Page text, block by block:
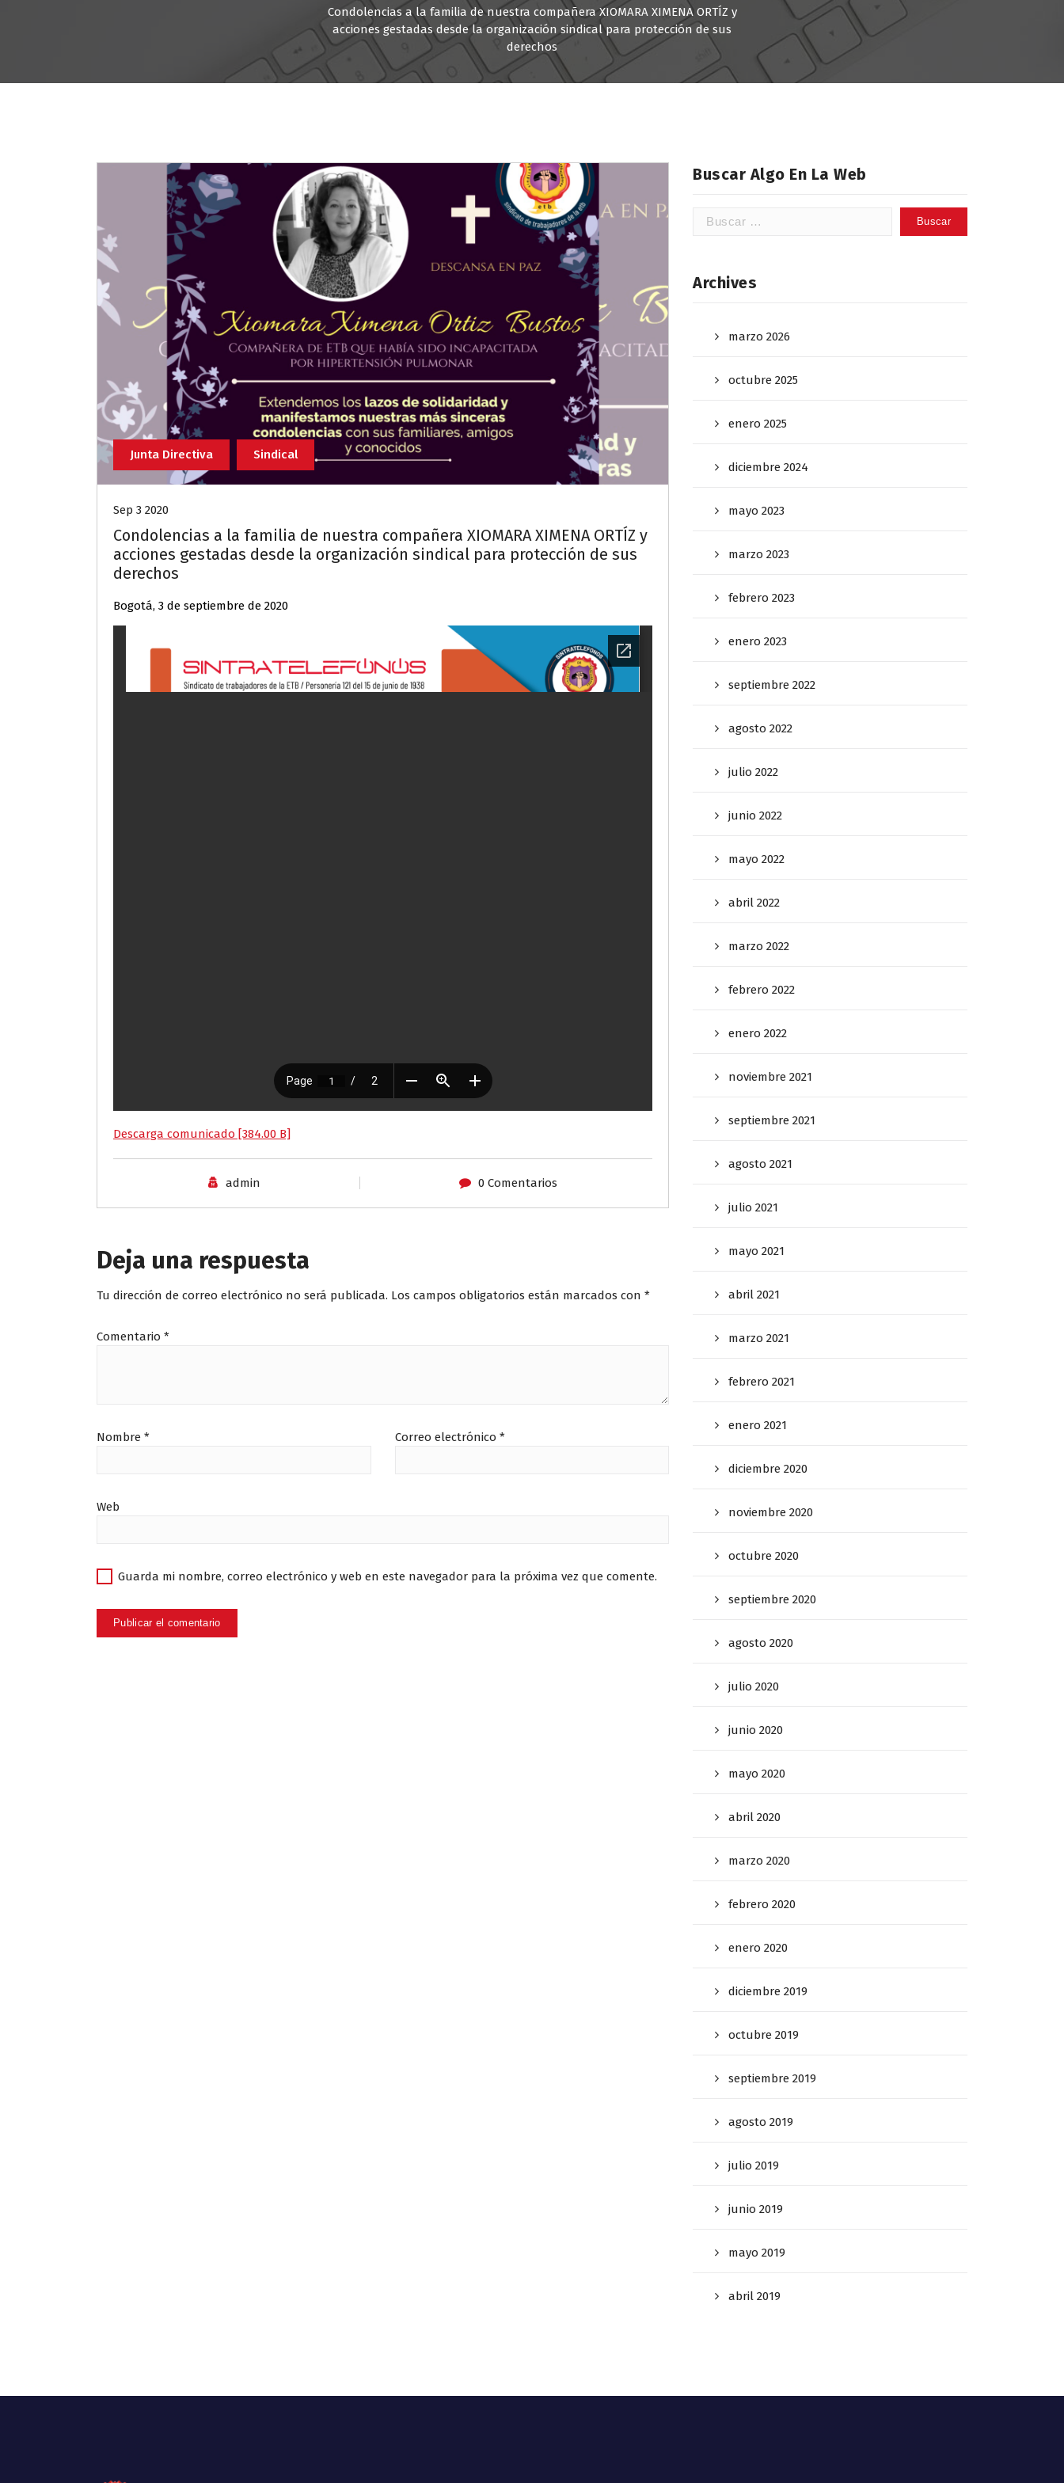
Condolencias a la familia de nuestra compañera XIOMARA XIMENA ORTÍZ y
acciones gestadas desde la organización sindical para protección de sus
derechos
Junta Directiva Sindical
Sep 3 2020
Condolencias a la familia de nuestra compañera XIOMARA XIMENA ORTÍZ y
acciones gestadas desde la organización sindical para protección de sus
derechos
Bogotá, 3 de septiembre de 2020
Descarga comunicado [384.00 B]
admin 0 Comentarios
Deja una respuesta
Tu dirección de correo electrónico no será publicada. Los campos obligatorios están marcados con *
Comentario *
Nombre * Correo electrónico *
Web
Guarda mi nombre, correo electrónico y web en este navegador para la próxima vez que comente.
Buscar Algo En La Web
Buscar:
Archives
marzo 2026
octubre 2025
enero 2025
diciembre 2024
mayo 2023
marzo 2023
febrero 2023
enero 2023
septiembre 2022
agosto 2022
julio 2022
junio 2022
mayo 2022
abril 2022
marzo 2022
febrero 2022
enero 2022
noviembre 2021
septiembre 2021
agosto 2021
julio 2021
mayo 2021
abril 2021
marzo 2021
febrero 2021
enero 2021
diciembre 2020
noviembre 2020
octubre 2020
septiembre 2020
agosto 2020
julio 2020
junio 2020
mayo 2020
abril 2020
marzo 2020
febrero 2020
enero 2020
diciembre 2019
octubre 2019
septiembre 2019
agosto 2019
julio 2019
junio 2019
mayo 2019
abril 2019